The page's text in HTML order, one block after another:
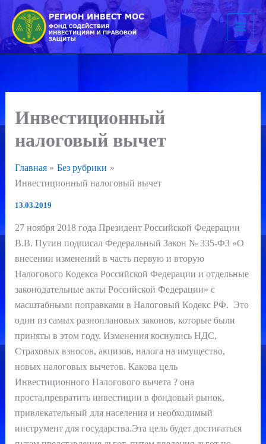
Перейти
содержимому
Инвестиционный
налоговый вычет
Главная
Без рубрики
Инвестиционный налоговый вычет
13.03.2019
27 ноября 2018 года Президент Российской Федерации
В.В. Путин подписал Федеральный Закон № 335-ФЗ «О
внесении изменений в часть первую и вторую
Налогового Кодекса Российской Федерации и отдельные
законодательные акты Российской Федерации» с
масштабными поправками в Налоговый Кодекс РФ. Это
один из самых разноплановых законов, которые были
приняты в этом году. Изменения коснулись НДС,
Страховых взносов, акцизов, налога на имущество,
новых налоговых вычетов. Какова цель
Инвестиционного Налогового вычета ? она
проста,превратить инвестиции в фондовый рынок,
привлекательный для населения и необходимый
инструмент для государства.Эта цель будет достигаться